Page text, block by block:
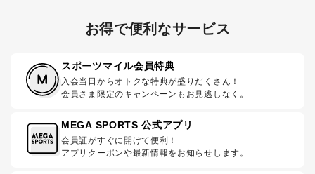
お得で便利なサービス
スポーツマイル会員特典
入会当日からオトクな特典が盛りだくさん！
会員さま限定のキャンペーンもお見逃しなく。
MEGA SPORTS 公式アプリ
会員証がすぐに開けて便利！
アプリクーポンや最新情報をお知らせします。